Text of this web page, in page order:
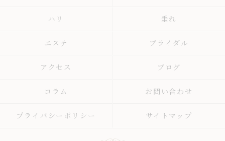
ハリ 垂れ
エステ ブライダル
アクセス ブログ
コラム お問い合わせ
プライバシーポリシー サイトマップ